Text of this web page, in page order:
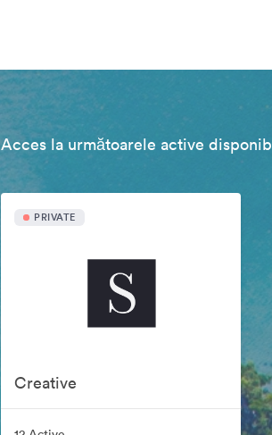
Acces la următoarele active
PRIVATE
Creative